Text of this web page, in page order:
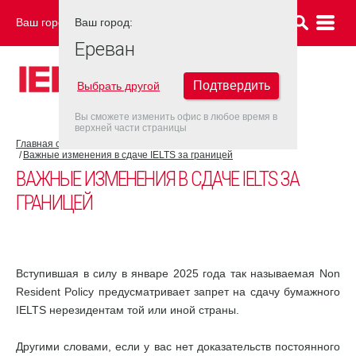
Ваш город: ЕРЕВАН
Главная страница
Важные изменения в сдаче IELTS за границей
ВАЖНЫЕ ИЗМЕНЕНИЯ В СДАЧЕ IELTS ЗА
ГРАНИЦЕЙ
Вступившая в силу в январе 2025 года так называемая Non
Resident Policy предусматривает запрет на сдачу бумажного
IELTS нерезидентам той или иной страны.
Другими словами, если у вас нет доказательств постоянного
Ваш город:
Ереван
Выбрать другой Подтвердить
Вы сможете изменить офис в любое время в
верхней части страницы